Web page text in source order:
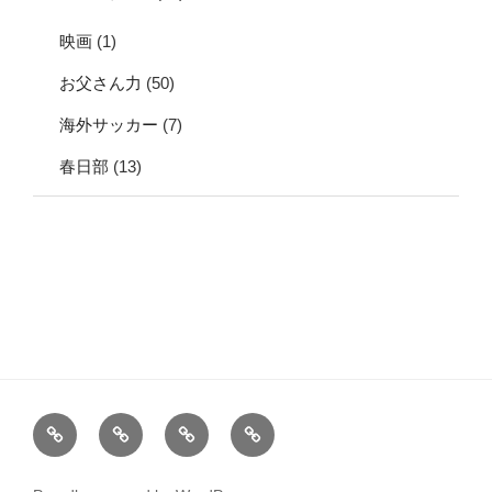
映画 (1)
お父さん力 (50)
海外サッカー (7)
春日部 (13)
割
と
税
理
お
問
サ
イ